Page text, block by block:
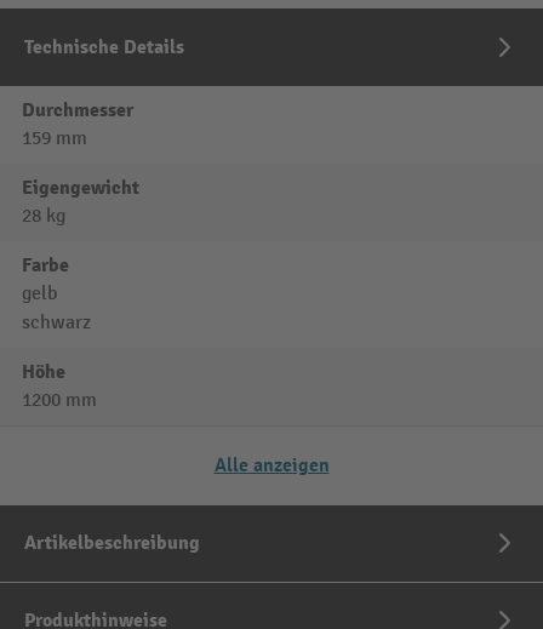
Technische Details
Durchmesser
159 mm
Eigengewicht
28 kg
Farbe
gelb
schwarz
Höhe
1200 mm
Alle anzeigen
Artikelbeschreibung
Produkthinweise